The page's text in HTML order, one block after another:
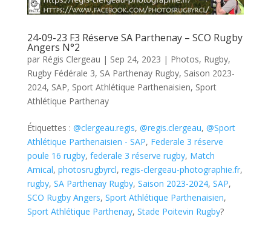
24-09-23 F3 Réserve SA Parthenay – SCO Rugby
Angers N°2
par Régis Clergeau | Sep 24, 2023 | Photos, Rugby,
Rugby Fédérale 3, SA Parthenay Rugby, Saison 2023-
2024, SAP, Sport Athlétique Parthenaisien, Sport
Athlétique Parthenay
Étiquettes : @clergeau.regis, @regis.clergeau, @Sport
Athlétique Parthenaisien - SAP, Federale 3 réserve
poule 16 rugby, federale 3 réserve rugby, Match
Amical, photosrugbyrcl, regis-clergeau-photographie.fr,
rugby, SA Parthenay Rugby, Saison 2023-2024, SAP,
SCO Rugby Angers, Sport Athlétique Parthenaisien,
Sport Athlétique Parthenay, Stade Poitevin Rugby?